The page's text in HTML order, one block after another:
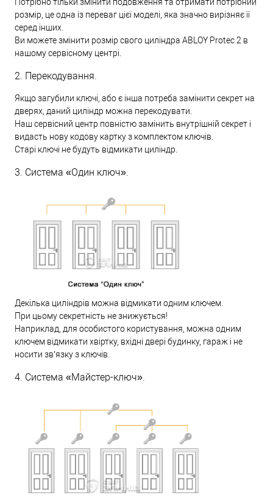
розмір, це одна із переваг цієї моделі, яка значно вирізняє її
серед інших.
Ви можете змінити розмір свого циліндра ABLOY Protec 2 в
нашому сервісному центрі.
2. Перекодування.
Якщо загубили ключі, або є інша потреба замінити секрет на
дверях, даний циліндр можна перекодувати.
Наш сервісний центр повністю замінить внутрішній секрет і
видасть нову кодову картку з комплектом ключів.
Старі ключі не будуть відмикати циліндр.
3. Система «Один ключ».
Декілька циліндрів можна відмикати одним ключем.
При цьому секретність не знижується!
Наприклад, для особистого користування, можна одним
ключем відмикати хвіртку, вхідні двері будинку, гараж і не
носити зв’язку з ключів.
4. Система «Майстер-ключ».